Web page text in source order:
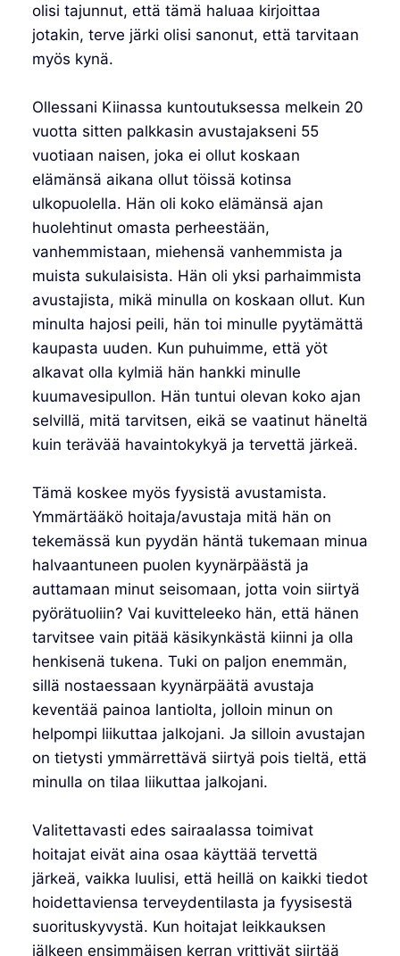
olisi tajunnut, että tämä haluaa kirjoittaa
jotakin, terve järki olisi sanonut, että tarvitaan
myös kynä.
Ollessani Kiinassa kuntoutuksessa melkein 20
vuotta sitten palkkasin avustajakseni 55
vuotiaan naisen, joka ei ollut koskaan
elämänsä aikana ollut töissä kotinsa
ulkopuolella. Hän oli koko elämänsä ajan
huolehtinut omasta perheestään,
vanhemmistaan, miehensä vanhemmista ja
muista sukulaisista. Hän oli yksi parhaimmista
avustajista, mikä minulla on koskaan ollut. Kun
minulta hajosi peili, hän toi minulle pyytämättä
kaupasta uuden. Kun puhuimme, että yöt
alkavat olla kylmiä hän hankki minulle
kuumavesipullon. Hän tuntui olevan koko ajan
selvillä, mitä tarvitsen, eikä se vaatinut häneltä
kuin terävää havaintokykyä ja tervettä järkeä.
Tämä koskee myös fyysistä avustamista.
Ymmärtääkö hoitaja/avustaja mitä hän on
tekemässä kun pyydän häntä tukemaan minua
halvaantuneen puolen kyynärpäästä ja
auttamaan minut seisomaan, jotta voin siirtyä
pyörätuoliin? Vai kuvitteleeko hän, että hänen
tarvitsee vain pitää käsikynkästä kiinni ja olla
henkisenä tukena. Tuki on paljon enemmän,
sillä nostaessaan kyynärpäätä avustaja
keventää painoa lantiolta, jolloin minun on
helpompi liikuttaa jalkojani. Ja silloin avustajan
on tietysti ymmärrettävä siirtyä pois tieltä, että
minulla on tilaa liikuttaa jalkojani.
Valitettavasti edes sairaalassa toimivat
hoitajat eivät aina osaa käyttää tervettä
järkeä, vaikka luulisi, että heillä on kaikki tiedot
hoidettaviensa terveydentilasta ja fyysisestä
suorituskyvystä. Kun hoitajat leikkauksen
jälkeen ensimmäisen kerran yrittivät siirtää